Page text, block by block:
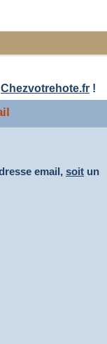
Chezvotrehote.fr !
email, soit un